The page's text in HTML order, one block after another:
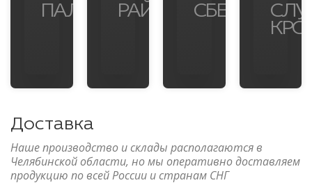
ПАЛЕРМОРАЙФФАЙЗЕНБАНК
СБЕРБАНК
Доставка
Наше производство и склады располагаются в
Челябинской области, но мы оперативно доставляем
продукцию по всей России и странам СНГ